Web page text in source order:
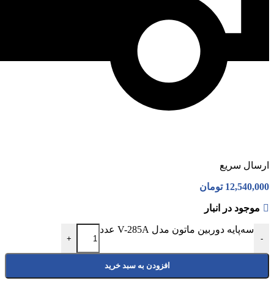
ارسال سریع
12,540,000 تومان
موجود در انبار
-
سه‌پایه دوربین ماتون مدل V-285A عدد
+
افزودن به سبد خرید